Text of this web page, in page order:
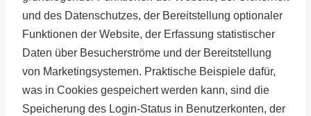
und des Datenschutzes, der Bereitstellung optionaler
Funktionen der Website, der Erfassung statistischer
Daten über Besucherströme und der Bereitstellung
von Marketingsystemen. Praktische Beispiele dafür,
was in Cookies gespeichert werden kann, sind die
Speicherung des Login-Status in Benutzerkonten, der